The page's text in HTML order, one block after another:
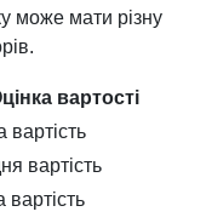
може мати різну
вартості
вартість
вартість
вартість